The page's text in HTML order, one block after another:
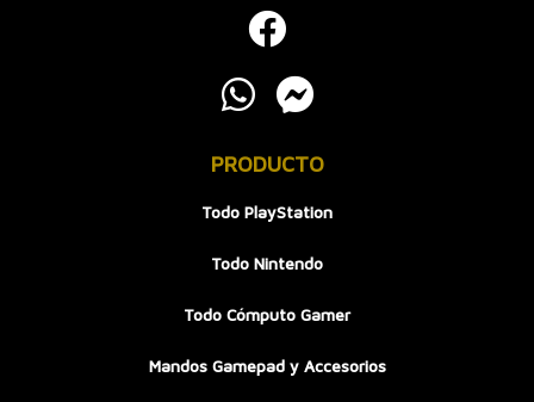
PRODUCTO
Todo PlayStation
Todo Nintendo
Todo Cómputo Gamer
Mandos Gamepad y Accesorios